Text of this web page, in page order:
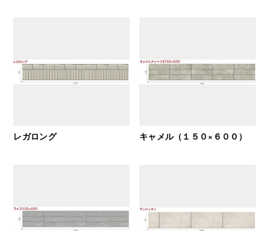
レガロング キャメル（１５０×６００）